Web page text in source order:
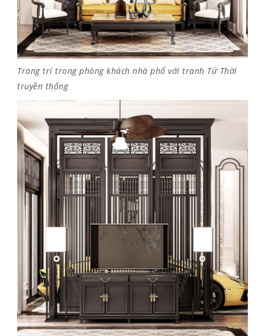
Trang trí trong phòng khách nhà phố với tranh Tứ Thời
truyền thống